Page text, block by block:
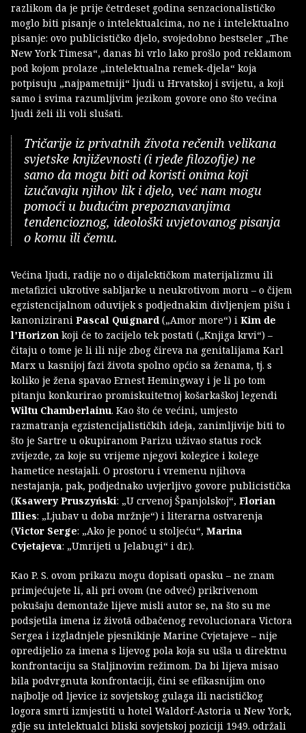
razlikom da je prije četrdeset godina senzacionalističko
moglo biti pisanje o intelektualcima, no ne i intelektualno
pisanje: ovo publicističko djelo, svojedobno bestseler „The
New York Timesa“, danas bi vrlo lako prošlo pod reklamom
pod kojom prolaze „intelektualna remek-djela“ koja
potpisuju „najpametniji“ ljudi u Hrvatskoj i svijetu, a koji
samo i svima razumljivim jezikom govore ono što većina
ljudi želi ili voli slušati.
Tričarije iz privatnih života rečenih velikana
svjetske književnosti (i rjeđe filozofije) ne
samo da mogu biti od koristi onima koji
izučavaju njihov lik i djelo, već nam mogu
pomoći u budućim prepoznavanjima
tendencioznog, ideološki uvjetovanog pisanja
o komu ili čemu.
Većina ljudi, radije no o dijalektičkom materijalizmu ili
metafizici ukrotive sabljarke u neukrotivom moru – o čijem
egzistencijalnom oduvijek s podjednakim divljenjem pišu i
kanonizirani Pascal Quignard(„Amor more“) i Kim de
lꞌHorizon koji će to zacijelo tek postati („Knjiga krvi“) –
čitaju o tome je li ili nije zbog čireva na genitalijama Karl
Marx u kasnijoj fazi života spolno općio sa ženama, tj. s
koliko je žena spavao Ernest Hemingway i je li po tom
pitanju konkurirao promiskuitetnoj košarkaškoj legendi
Wiltu Chamberlainu. Kao što će većini, umjesto
razmatranja egzistencijalističkih ideja, zanimljivije biti to
što je Sartre u okupiranom Parizu uživao status rock
zvijezde, za koje su vrijeme njegovi kolegice i kolege
hametice nestajali. O prostoru i vremenu njihova
nestajanja, pak, podjednako uvjerljivo govore publicistička
(Ksawery Pruszyński: „U crvenoj Španjolskoj“, Florian
Illies: „Ljubav u doba mržnje“) i literarna ostvarenja
(Victor Serge: „Ako je ponoć u stoljeću“, Marina
Cvjetajeva: „Umrijeti u Jelabugi“ i dr.).
Kao P. S. ovom prikazu mogu dopisati opasku – ne znam
primjećujete li, ali pri ovom (ne odveć) prikrivenom
pokušaju demontaže lijeve misli autor se, na što su me
podsjetila imena iz životā odbačenog revolucionara Victora
Sergea i izgladnjele pjesnikinje Marine Cvjetajeve – nije
opredijelio za imena s lijevog pola koja su ušla u direktnu
konfrontaciju sa Staljinovim režimom. Da bi lijeva misao
bila podvrgnuta konfrontaciji, čini se efikasnijim ono
najbolje od ljevice iz sovjetskog gulaga ili nacističkog
logora smrti izmjestiti u hotel Waldorf-Astoria u New York,
gdje su intelektualci bliski sovjetskoj poziciji 1949. održali